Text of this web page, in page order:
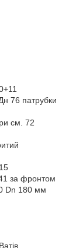
76 патрубки
см. 72
за фронтом
Dn 180 мм